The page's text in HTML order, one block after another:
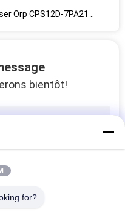
1734 IR2 Allen Bradley Compactlogix POINT I O Module d'entrée analogique de température
ContrôleLogix châssis Allen Bradley 1756 N2 remplisseur de fente
bientôt!
for?